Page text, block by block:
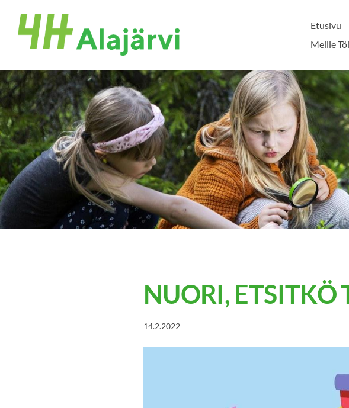
Siirry
sivun
sisältöön
Alajärven 4H-yhdistys ry.
Etusivu
Meille
NUORI, ETSITKÖ
14.2.2022